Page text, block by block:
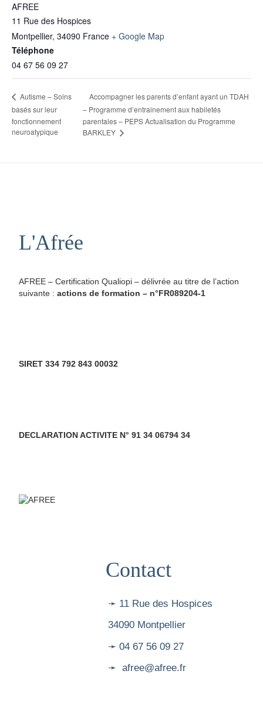
AFREE
11 Rue des Hospices
Montpellier, 34090 France + Google Map
Téléphone
04 67 56 09 27
Autisme – Soins
basés sur leur
fonctionnement
neuroatypique
Accompagner les parents d’enfant ayant un TDAH
– Programme d’entrainement aux habiletés
parentales – PEPS Actualisation du Programme
BARKLEY
L'Afrée
AFREE – Certification Qualiopi – délivrée au titre de l’action
suivante : actions de formation – n°FR089204-1
SIRET 334 792 843 00032
DECLARATION ACTIVITE N° 91 34 06794 34
Contact
➛ 11 Rue des Hospices
34090 Montpellier
➛ 04 67 56 09 27
➛ afree@afree.fr